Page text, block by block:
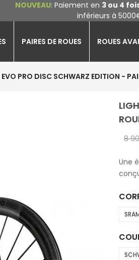
NOUVEAU: Paiement en 3 ou 4
inférieurs à
PAIRES DE ROUES ROUES
PRO DISC SCHWARZ EDITION -
8
Une